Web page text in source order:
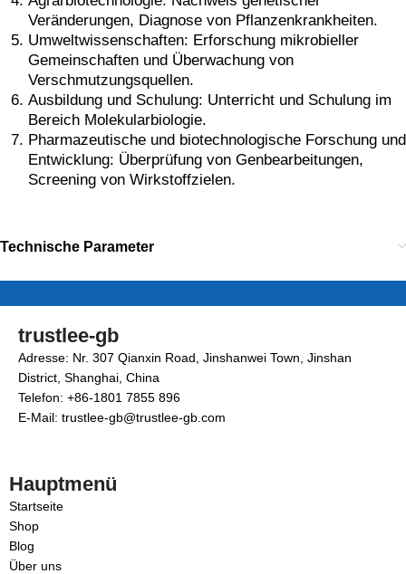
Veränderungen, Diagnose von Pflanzenkrankheiten.
Umweltwissenschaften: Erforschung mikrobieller
Gemeinschaften und Überwachung von
Verschmutzungsquellen.
Ausbildung und Schulung: Unterricht und Schulung im
Bereich Molekularbiologie.
Pharmazeutische und biotechnologische Forschung und
Entwicklung: Überprüfung von Genbearbeitungen,
Screening von Wirkstoffzielen.
Technische Parameter
trustlee-gb
Adresse: Nr. 307 Qianxin Road, Jinshanwei Town, Jinshan
District, Shanghai, China
Telefon: +86-1801 7855 896
E-Mail: trustlee-gb@trustlee-gb.com
Hauptmenü
Startseite
Shop
Blog
Über uns